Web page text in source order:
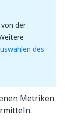
der
des
Metriken